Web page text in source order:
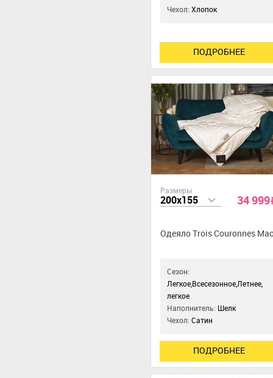
Чехол:Хлопок
ПОДРОБНЕЕ
Размеры
200x155 34 999
Одеяло Trois Couronnes
Сезон:
Легкое,Всесезонное,Летнее,
легкое
Наполнитель: Шелк
Чехол:Сатин
ПОДРОБНЕЕ